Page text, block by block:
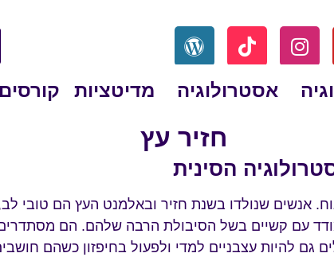
אסטרולוגיה מדיטציות קורסים
חזיר עץ
הסינית
אנשים שנולדו בשנת חזיר ובאלמנט העץ הם טובי
עם קשיים בשל הסיבולת הרבה שלהם. הם
גם להיות עצבניים למדי ולפעול בחיפזון כשהם